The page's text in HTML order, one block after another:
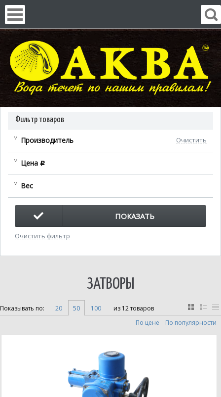
Фильтр товаров
Производитель Очистить
Цена c
Вес
ПОКАЗАТЬ
Очистить фильтр
ЗАТВОРЫ
Показывать по: 20 50 100
из 12 товаров
По цене
По популярности